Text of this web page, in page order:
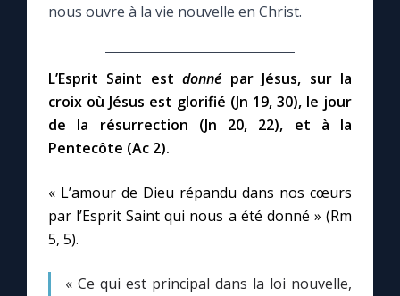
Le magazine
Questions-réponses
Avec Thérèse de Lisieux
nous ouvre à la vie nouvelle en Christ.
L’Esprit Saint estdonné par Jésus, sur la
croix où Jésus est glorifié (Jn 19, 30), le jour
de la résurrection (Jn 20, 22), et à la
Pentecôte (Ac 2).
« L’amour de Dieu répandu dans nos cœurs
par l’Esprit Saint qui nous a été donné » (Rm
5, 5).
« Ce qui est principal dans la loi nouvelle,